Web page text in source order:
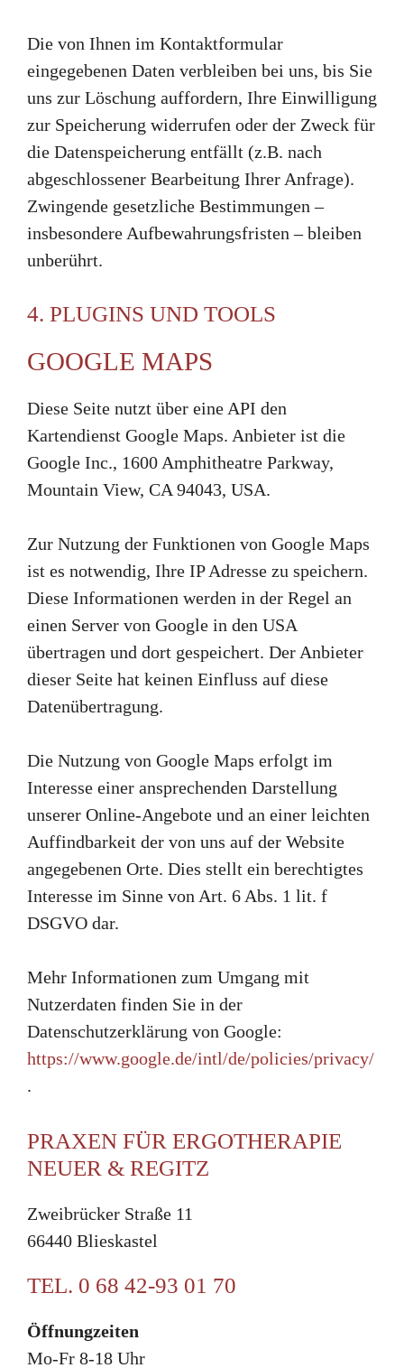
Die von Ihnen im Kontaktformular
eingegebenen Daten verbleiben bei uns, bis Sie
uns zur Löschung auffordern, Ihre Einwilligung
zur Speicherung widerrufen oder der Zweck für
die Datenspeicherung entfällt (z.B. nach
abgeschlossener Bearbeitung Ihrer Anfrage).
Zwingende gesetzliche Bestimmungen –
insbesondere Aufbewahrungsfristen – bleiben
unberührt.
4. PLUGINS UND TOOLS
GOOGLE MAPS
Diese Seite nutzt über eine API den
Kartendienst Google Maps. Anbieter ist die
Google Inc., 1600 Amphitheatre Parkway,
Mountain View, CA 94043, USA.
Zur Nutzung der Funktionen von Google Maps
ist es notwendig, Ihre IP Adresse zu speichern.
Diese Informationen werden in der Regel an
einen Server von Google in den USA
übertragen und dort gespeichert. Der Anbieter
dieser Seite hat keinen Einfluss auf diese
Datenübertragung.
Die Nutzung von Google Maps erfolgt im
Interesse einer ansprechenden Darstellung
unserer Online-Angebote und an einer leichten
Auffindbarkeit der von uns auf der Website
angegebenen Orte. Dies stellt ein berechtigtes
Interesse im Sinne von Art. 6 Abs. 1 lit. f
DSGVO dar.
Mehr Informationen zum Umgang mit
Nutzerdaten finden Sie in der
Datenschutzerklärung von Google:
https://www.google.de/intl/de/policies/privacy/
.
PRAXEN FÜR ERGOTHERAPIE
NEUER & REGITZ
Zweibrücker Straße 11
66440 Blieskastel
TEL. 0 68 42-93 01 70
Öffnungzeiten
Mo-Fr 8-18 Uhr